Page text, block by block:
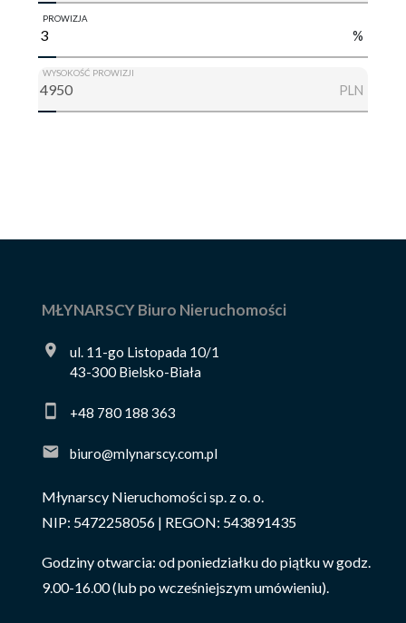
PROWIZJA
%
WYSOKOŚĆ PROWIZJI
PLN
MŁYNARSCY Biuro Nieruchomości
ul. 11-go Listopada 10/1
43-300 Bielsko-Biała
+48 780 188 363
biuro@mlynarscy.com.pl
Młynarscy Nieruchomości sp. z o. o.
NIP: 5472258056 | REGON: 543891435
Godziny otwarcia: od poniedziałku do piątku w godz.
9.00-16.00 (lub po wcześniejszym umówieniu).